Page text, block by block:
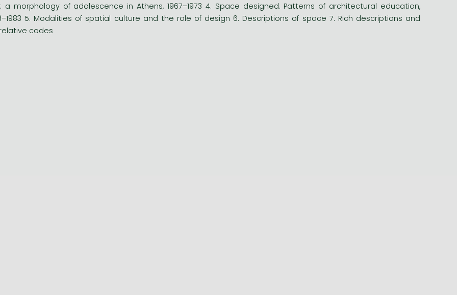
a morphology of adolescence in Athens, 1967–1973 4. Space designed. Patterns of architectural education,
5. Modalities of spatial culture and the role of design 6. Descriptions of space 7. Rich descriptions and
codes